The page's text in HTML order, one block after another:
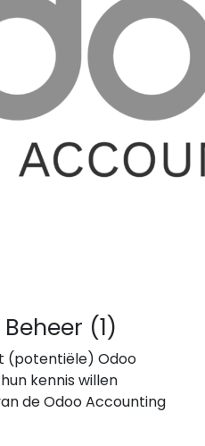
(1)
(potentiële) Odoo
kennis willen
de Odoo Accounting